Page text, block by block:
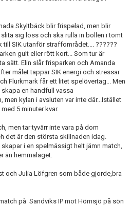
Skyltbäck blir frispelad, men blir
sig loss och ska rulla in bollen i tomt
till SIK utanför straffområdet.... ??????
gult eller rött kort... Som tur är
sätt. Elin slår frisparken och Amanda
målet tappar SIK energi och stressar
Flurkmark får ett litet spelövertag... Men
en handfull vassa
men kylan i avsluten var inte där...Istället
5 minuter kvar.
men tar tyvärr inte vara på dom
det är den största skillnaden idag.
i en spelmässigt helt jämn match,
än hemmalaget.
och Julia Löfgren som både gjorde,bra
på Sandviks IP mot Hörnsjö på sön